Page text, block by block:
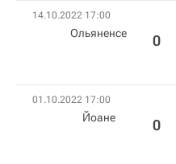
14.10.2022 17:00
Ольяненсе 0
01.10.2022 17:00
Йоане 0